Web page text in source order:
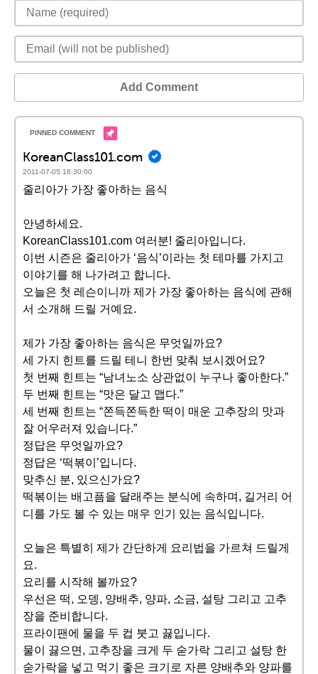
Add Comment
KoreanClass101.com
2011-07-05 18:30:00
줄리아가 가장 좋아하는 음식
안녕하세요.
KoreanClass101.com 여러분! 줄리아입니다.
이번 시즌은 줄리아가 ‘음식’이라는 첫 테마를 가지고
이야기를 해 나가려고 합니다.
오늘은 첫 레슨이니까 제가 가장 좋아하는 음식에 관해
서 소개해 드릴 거예요.
제가 가장 좋아하는 음식은 무엇일까요?
세 가지 힌트를 드릴 테니 한번 맞춰 보시겠어요?
첫 번째 힌트는 “남녀노소 상관없이 누구나 좋아한다.”
두 번째 힌트는 “맛은 달고 맵다.”
세 번째 힌트는 “쫀득쫀득한 떡이 매운 고추장의 맛과
잘 어우러져 있습니다.”
정답은 무엇일까요?
정답은 ‘떡볶이’입니다.
맞추신 분, 있으신가요?
떡볶이는 배고픔을 달래주는 분식에 속하며, 길거리 어
디를 가도 볼 수 있는 매우 인기 있는 음식입니다.
오늘은 특별히 제가 간단하게 요리법을 가르쳐 드릴게
요.
요리를 시작해 볼까요?
우선은 떡, 오뎅, 양배추, 양파, 소금, 설탕 그리고 고추
장을 준비합니다.
프라이팬에 물을 두 컵 붓고 끓입니다.
물이 끓으면, 고추장을 크게 두 숟가락 그리고 설탕 한
숟가락을 넣고 먹기 좋은 크기로 자른 양배추와 양파를